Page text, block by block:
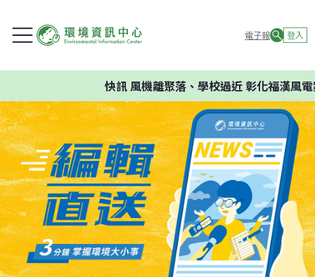
電子報 登入
快訊風機離聚落、學校過近 彰化福漢風電